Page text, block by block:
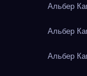
Альбер
Альбер
Альбер